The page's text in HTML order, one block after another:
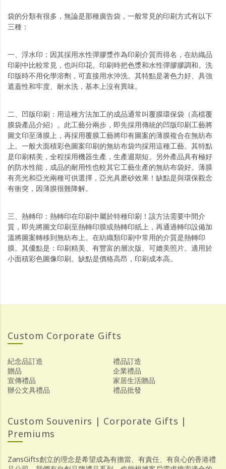
袋的分類有很多，無論是那種廣告袋，一般常見的印刷方式有以下
三種：
一、浮水印：因其採用水性彈膠漿作為印刷介質而得名，在紡織品
印刷中比較常見，也叫印花。印刷時把色漿和水性彈膠膠調和。洗
印版時不用化學溶劑，可直接用水沖洗。其特點是著色力好、具強
遮蓋性和牢度、耐水洗，基本上沒有異味。
二、凹版印刷：用這種方法加工的成品通常叫覆膜環保袋（高檔覆
膜袋產品介紹）。此工藝分兩步，即先採用傳統的凹版印刷工藝將
圖文印至薄膜上，再採用覆膜工藝將印有圖案的薄膜複合在無紡布
上。一般大面積彩色圖案印刷的無紡布袋均採用這種工藝。其特點
是印刷精美，全程採用機器生產，生產週期短。另外產品具有極好
的防水性能，成品的耐用性也較其它工藝生產的無紡布袋好。薄膜
有亮光和亞光兩種可供選擇，亞光具磨砂效果！缺點是與環保觀念
有衝突，因薄膜很難降解。
三、熱轉印：熱轉印在印刷中屬於特種印刷！該方法需要中間介
質，即先將圖文印刷至熱轉印膜或熱轉印紙上，再通過轉印設備加
溫將圖案轉移到無紡布上。在紡織類印刷中常用的介質是熱轉印
膜。其優點是：印刷精美、有豐富的層次版、可媲美照片。適用於
小面積彩色圖像印刷。缺點是價格高昂，印刷成本高。
Custom Corporate Gifts
紀念品訂造
禮品訂造
贈品
企業禮品
宣傳禮品
家居生活贈品
辦公文具禮品
禮品批發
Custom Souvenirs | Corporate Gifts |
Premiums
ZansGifts創立的理念是希望成為有擔當、有責任、有良心的香港禮